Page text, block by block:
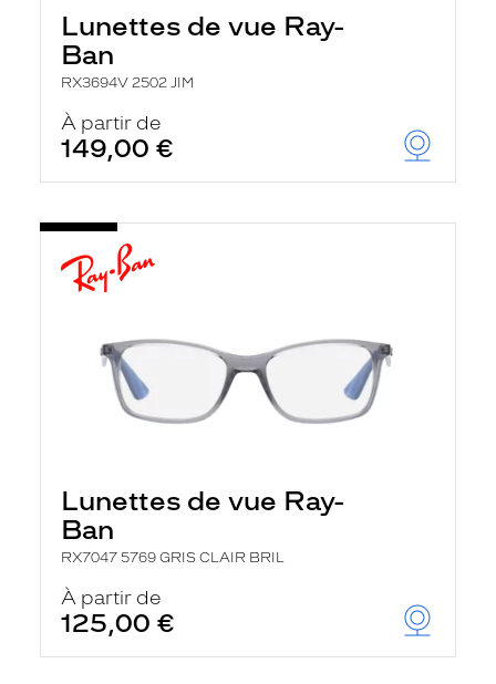
Lunettes de vue Ray-
Ban
RX3694V 2502 JIM
À partir de
149,00 €
Lunettes de vue Ray-
Ban
RX7047 5769 GRIS CLAIR BRIL
À partir de
125,00 €